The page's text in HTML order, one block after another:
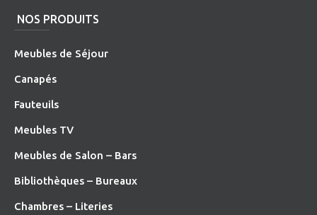
NOS PRODUITS
Meubles de Séjour
Canapés
Fauteuils
Meubles TV
Meubles de Salon – Bars
Bibliothèques – Bureaux
Chambres – Literies